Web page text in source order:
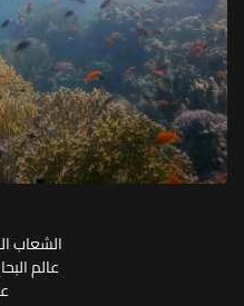
الشعاب
عالم